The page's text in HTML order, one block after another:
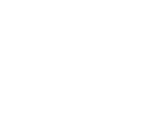
kann auf technisch und wirtschaftlich
eines Handwerks beschränkt
UND FORMULARE
-